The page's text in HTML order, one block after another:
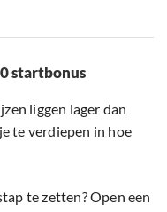
startbonus
liggen lager dan
te verdiepen in hoe
te zetten? Open een